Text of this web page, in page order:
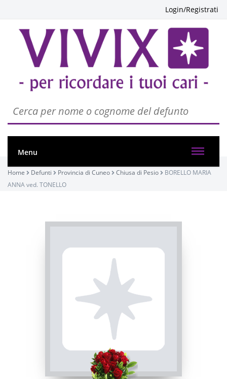
Login/Registrati
Menu
Home Defunti Provincia di Cuneo Chiusa di Pesio
BORELLO MARIA
ANNA ved. TONELLO
PASSATE:
Chiusa di Pesio, San Bartolomeo
05/11/2022 18:00
Chiusa di Pesio, San Bartolomeo
Chiusa di Pesio, San Bartolomeo
Chiusa di Pesio, San Bartolomeo
11/10/2022 18:30